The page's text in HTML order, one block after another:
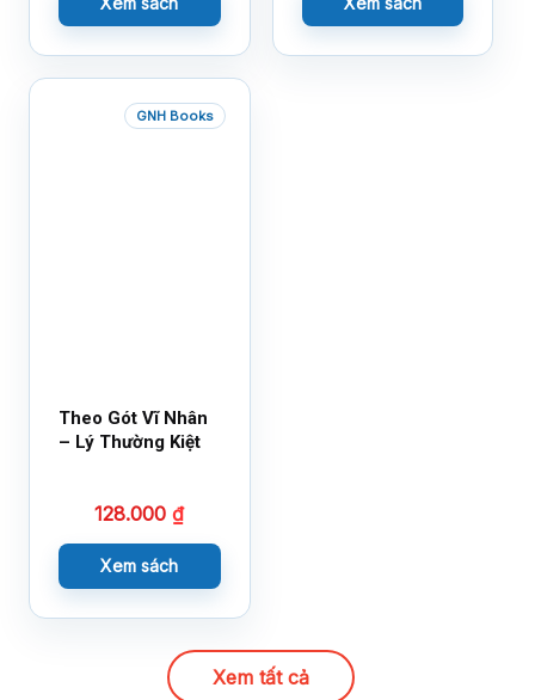
GNH Books
Theo Gót Vĩ Nhân
– Lý Thường Kiệt
128.000₫
Xem sách
Xem tất cả